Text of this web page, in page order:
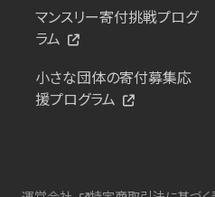
マンスリー寄付挑戦プログ
ラム
小さな団体の寄付募集応
援プログラム